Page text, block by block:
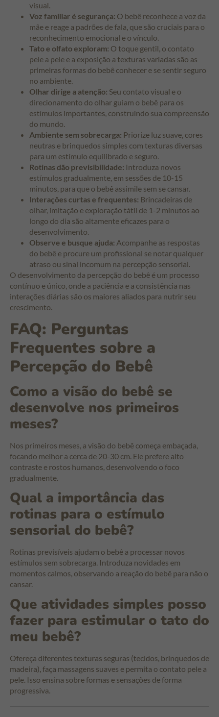
visual.
Voz familiar é segurança: O bebê reconhece a voz da
mãe e reage a padrões de fala, que são cruciais para o
reconhecimento emocional e o vínculo.
Tato e olfato exploram: O toque gentil, o contato
pele a pele e a exposição a texturas variadas são as
primeiras formas do bebê conhecer e se sentir seguro
no ambiente.
Olhar dirige a atenção: Seu contato visual e o
direcionamento do olhar guiam o bebê para os
estímulos importantes, construindo sua compreensão
do mundo.
Ambiente sem sobrecarga: Priorize luz suave, cores
neutras e brinquedos simples com texturas diversas
para um estímulo equilibrado e seguro.
Rotinas dão previsibilidade: Introduza novos
estímulos gradualmente, em sessões de 10-15
minutos, para que o bebê assimile sem se cansar.
Interações curtas e frequentes: Brincadeiras de
olhar, imitação e exploração tátil de 1-2 minutos ao
longo do dia são altamente eficazes para o
desenvolvimento.
Observe e busque ajuda: Acompanhe as respostas
do bebê e procure um profissional se notar qualquer
atraso ou sinal incomum na percepção sensorial.
O desenvolvimento da percepção do bebê é um processo
contínuo e único, onde a paciência e a consistência nas
interações diárias são os maiores aliados para nutrir seu
crescimento.
FAQ: Perguntas
Frequentes sobre a
Percepção do Bebê
Como a visão do bebê se
desenvolve nos primeiros
meses?
Nos primeiros meses, a visão do bebê começa embaçada,
focando melhor a cerca de 20-30 cm. Ele prefere alto
contraste e rostos humanos, desenvolvendo o foco
gradualmente.
Qual a importância das
rotinas para o estímulo
sensorial do bebê?
Rotinas previsíveis ajudam o bebê a processar novos
estímulos sem sobrecarga. Introduza novidades em
momentos calmos, observando a reação do bebê para não o
cansar.
Que atividades simples posso
fazer para estimular o tato do
meu bebê?
Ofereça diferentes texturas seguras (tecidos, brinquedos de
madeira), faça massagens suaves e permita o contato pele a
pele. Isso ensina sobre formas e sensações de forma
progressiva.